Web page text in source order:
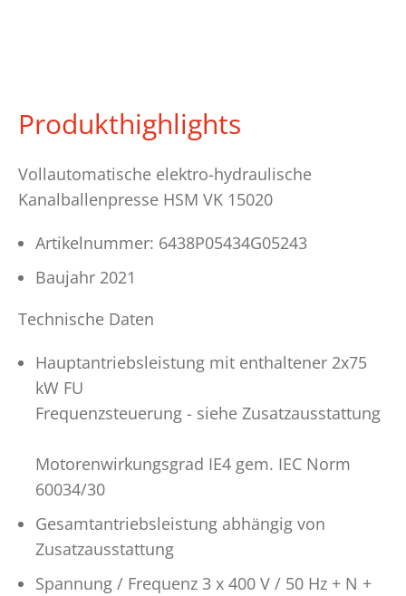
Produkthighlights
Vollautomatische elektro-hydraulische
Kanalballenpresse HSM VK 15020
Artikelnummer: 6438P05434G05243
Baujahr 2021
Technische Daten
Hauptantriebsleistung mit enthaltener 2x75
kW FU
Frequenzsteuerung - siehe Zusatzausstattung
Motorenwirkungsgrad IE4 gem. IEC Norm
60034/30
Gesamtantriebsleistung abhängig von
Zusatzausstattung
Spannung / Frequenz 3 x 400 V / 50 Hz + N +